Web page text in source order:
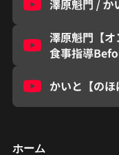
ホーム